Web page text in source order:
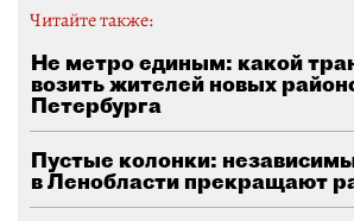
Читайте также:
Не метро единым: какой
возить жителей новых
Петербурга
Пустые колонки:
в Ленобласти прекращают